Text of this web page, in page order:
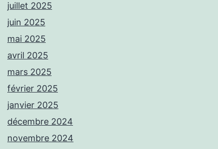
juillet 2025
juin 2025
mai 2025
avril 2025
mars 2025
février 2025
janvier 2025
décembre 2024
novembre 2024